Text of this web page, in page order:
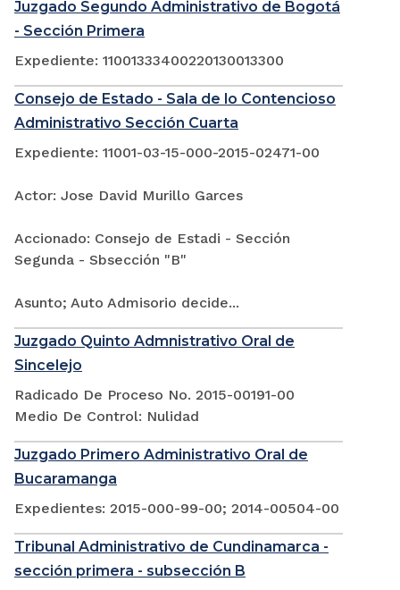
Juzgado Segundo Administrativo de Bogotá
- Sección Primera
Expediente: 11001333400220130013300
Consejo de Estado - Sala de lo Contencioso
Administrativo Sección Cuarta
Expediente: 11001-03-15-000-2015-02471-00
Actor: Jose David Murillo Garces
Accionado: Consejo de Estadi - Sección
Segunda - Sbsección "B"
Asunto; Auto Admisorio decide...
Juzgado Quinto Admnistrativo Oral de
Sincelejo
Radicado De Proceso No. 2015-00191-00
Medio De Control: Nulidad
Juzgado Primero Administrativo Oral de
Bucaramanga
Expedientes: 2015-000-99-00; 2014-00504-00
Tribunal Administrativo de Cundinamarca -
sección primera - subsección B